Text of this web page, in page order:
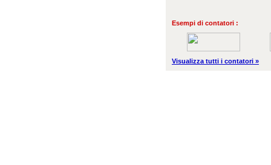
Esempi di contatori :
Visualizza tutti i contatori »